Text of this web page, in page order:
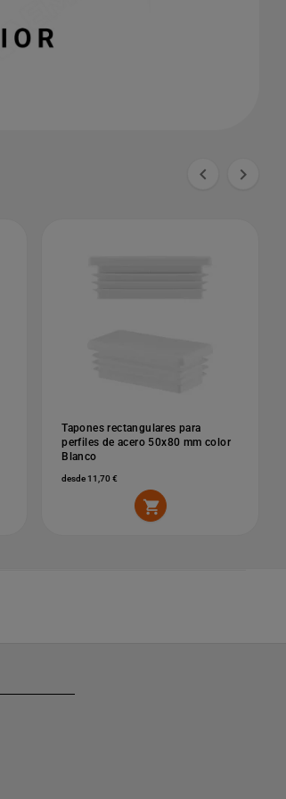
 
Tapones rectangulares para
perfiles de acero 50x80 mm color
Blanco
desde 11,70 €
